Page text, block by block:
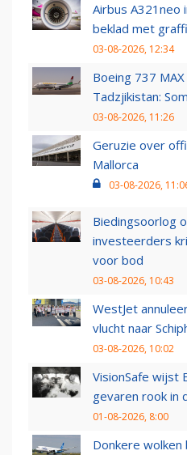
Airbus A321neo
beklad met
03-08-2026, 12:34
Boeing 737
Tadzjikistan:
03-08-2026, 11:26
Geruzie over
Mallorca
03-08-2026,
Biedingsoorlog
investeerders
voor bod
03-08-2026, 10:43
WestJet
vlucht naar
03-08-2026, 10:02
VisionSafe wijst
gevaren rook in
01-08-2026, 8:00
Donkere wolken